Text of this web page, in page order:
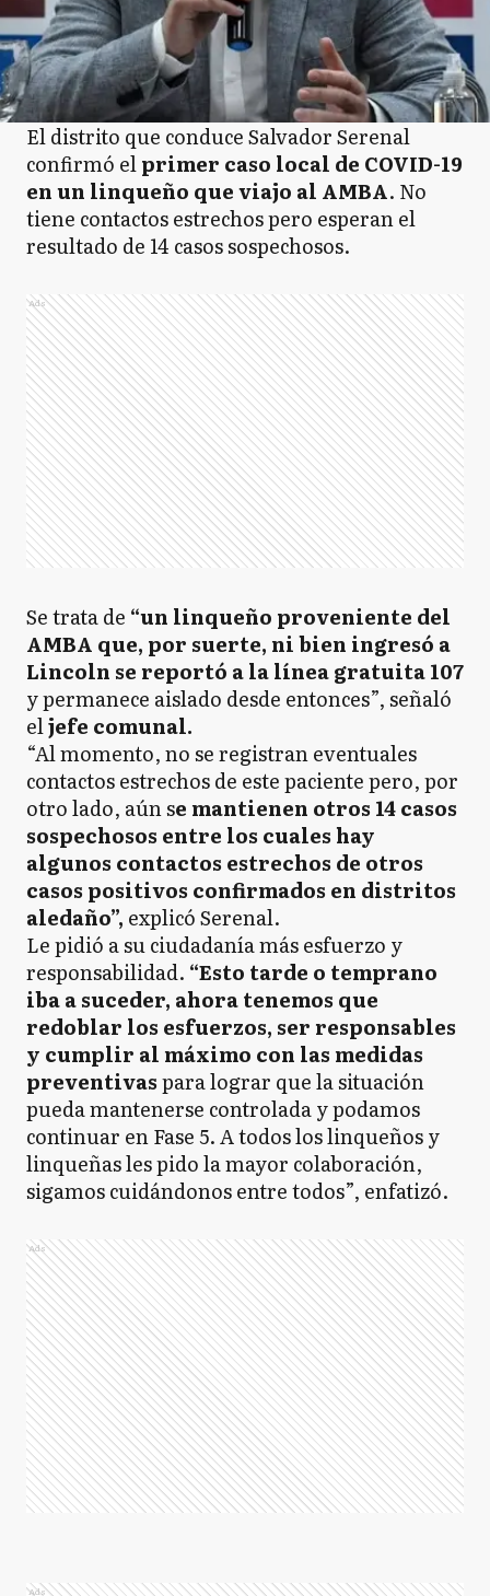
El distrito que conduce Salvador Serenal
confirmó elprimer caso local de COVID-19
en un linqueño que viajo al AMBA. No
tiene contactos estrechos pero esperan el
resultado de 14 casos sospechosos.
Ads
Se trata de “un linqueño proveniente del
AMBA que, por suerte, ni bien ingresó a
Lincoln se reportó a la línea gratuita 107
y permanece aislado desde entonces”, señaló
eljefe comunal.
“Al momento, no se registran eventuales
contactos estrechos de este paciente pero, por
otro lado, aún se mantienen otros 14 casos
sospechosos entre los cuales hay
algunos contactos estrechos de otros
casos positivos confirmados en distritos
aledaño”, explicó Serenal.
Le pidió a su ciudadanía más esfuerzo y
responsabilidad. “Esto tarde o temprano
iba a suceder, ahora tenemos que
redoblar los esfuerzos, ser responsables
y cumplir al máximo con las medidas
preventivaspara lograr que la situación
pueda mantenerse controlada y podamos
continuar en Fase 5. A todos los linqueños y
linqueñas les pido la mayor colaboración,
sigamos cuidándonos entre todos”, enfatizó.
Ads
Ads